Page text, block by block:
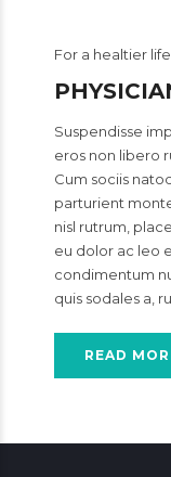
For a healtier life
Suspendisse
eros non libero
Cum sociis
parturient
nisl rutrum,
eu dolor ac leo
condimentum
quis sodales a,
READ